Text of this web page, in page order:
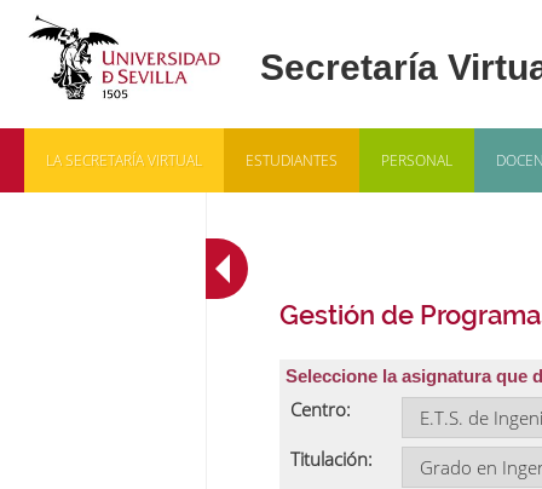
LA SECRETARÍA VIRTUAL ESTUDIANTES PERSONAL
Gestión de
Seleccione la asignatura que
Centro:
Titulación: